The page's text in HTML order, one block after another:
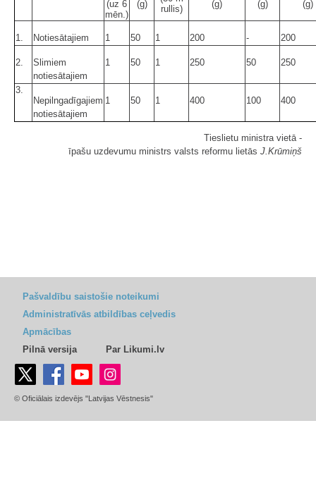
(uz 6
mēn.)
(g)
rullis)
(g) (g) (g)
1. Notiesātajiem 1 50 1 200 - 200
2.
Slimiem
notiesātajiem
1 50 1 250 50 250
3.
Nepilngadīgajiem
notiesātajiem
1 50 1 400 100 400
Tieslietu ministra vietā -
īpašu uzdevumu ministrs valsts reformu lietās J.Krūmiņš
Pašvaldību saistošie noteikumi
Administratīvās atbildības ceļvedis
Apmācības
Pilnā versija
Par Likumi.lv
© Oficiālais izdevējs "Latvijas Vēstnesis"